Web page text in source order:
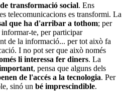
transformació social. Ens
telecomunicacions es transformi. La
que ha d'arribar a tothom; per
te, per participar
de la informació... per tot això fa
I no pot ser que això només
li interessa fer diners. La
, pensa que alguns dels
de l'accés a la tecnologia. Per
sinó un bé imprescindible.